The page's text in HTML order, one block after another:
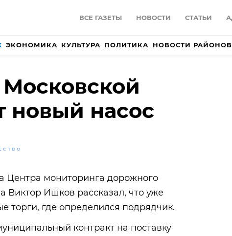
ВСЕ ГАЗЕТЫ НОВОСТИ СТАТЬИ
ЭКОНОМИКА КУЛЬТУРА ПОЛИТИКА НОВОСТИ РАЙОНОВ
новый насос
Центра мониторинга дорожного
Виктор Ишков рассказал, что уже
торги, где определился подрядчик.
контракт на поставку